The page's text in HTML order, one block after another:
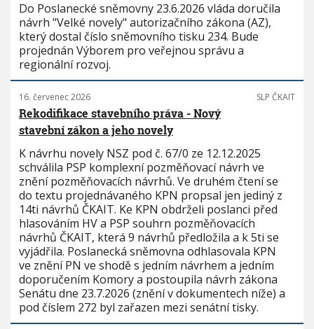
Do Poslanecké sněmovny 23.6.2026 vláda doručila
návrh "Velké novely" autorizačního zákona (AZ),
který dostal číslo sněmovního tisku 234. Bude
projednán Výborem pro veřejnou správu a
regionální rozvoj.
16. červenec 2026 SLP ČKAIT
Rekodifikace stavebního práva - Nový
stavební zákon a jeho novely
K návrhu novely NSZ pod č. 67/0 ze 12.12.2025
schválila PSP komplexní pozměňovací návrh ve
znění pozměňovacích návrhů. Ve druhém čtení se
do textu projednávaného KPN propsal jen jediný z
14ti návrhů ČKAIT. Ke KPN obdrželi poslanci před
hlasováním HV a PSP souhrn pozměňovacích
návrhů ČKAIT, která 9 návrhů předložila a k 5ti se
vyjádřila. Poslanecká sněmovna odhlasovala KPN
ve znění PN ve shodě s jedním návrhem a jedním
doporučením Komory a postoupila návrh zákona
Senátu dne 23.7.2026 (znění v dokumentech níže) a
pod číslem 272 byl zařazen mezi senátní tisky.